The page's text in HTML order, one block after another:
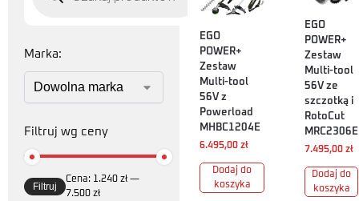
Marka:
Filtruj wg ceny
Filtruj
Cena: 1.240 zł —
7.500 zł
EGO
POWER+
Zestaw
Multi-tool
56V z
Powerload
MHBC1204E
6.495,00 zł
Dodaj do
koszyka
EGO
POWER+
Zestaw
Multi-tool
56V ze
szczotką i
RotoCut
MRC2306E
7.495,00 zł
Dodaj do
koszyka